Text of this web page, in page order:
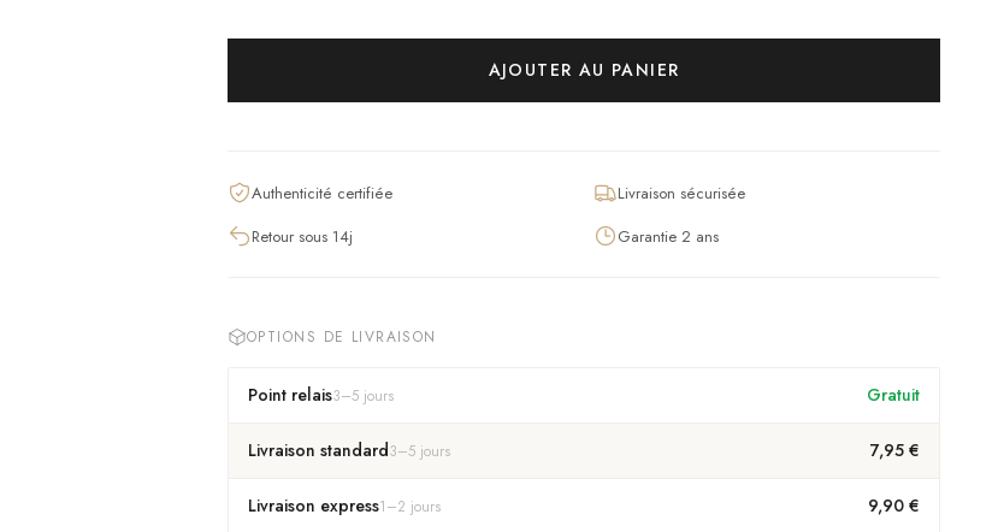
AJOUTER AU PANIER
Authenticité certifiée
Livraison sécurisée
Retour sous 14j
Garantie 2 ans
OPTIONS DE LIVRAISON
Point relais3–5 jours Gratuit
Livraison standard3–5 jours 7,95 €
Livraison express1–2 jours 9,90 €